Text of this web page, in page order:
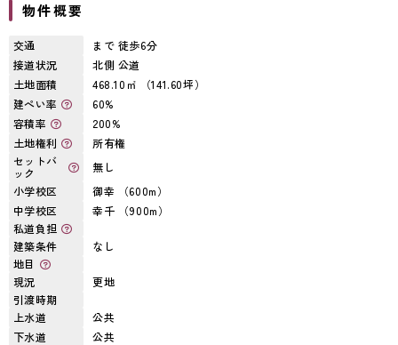
物件概要
交通
まで 徒歩6分
接道状況
北側 公道
土地面積
468.10㎡ （141.60坪）
建ぺい率
60%
容積率
200%
土地権利
所有権
セットバ
ック
無し
小学校区
御幸 （600m）
中学校区
幸千 （900m）
私道負担
建築条件
なし
地目
現況
更地
引渡時期
上水道
公共
下水道
公共